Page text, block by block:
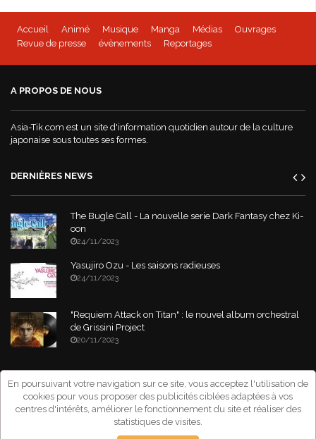
Accueil Animé Musique Manga Médias
Ouvrages
Revue de presse
évènements Reportages
A PROPOS DE NOUS
Asia-Tik.com est un site d'information quotidien autour de la culture
japonaise sous toutes ses formes.
DERNIÈRES NEWS
The Bugle Call - La nouvelle serie Dark Fantasy chez Ki-
oon
24/11/2023
Yasujiro Ozu - Les saisons radieuses
24/11/2023
"Requiem Attack on Titan" : le nouvel album orchestral
de Grissini Project
20/11/2023
Copyright © 2026 Asia-Tik.com. All Rights Reserved.- Site déclaré à la
CNIL sous le numéro: 1267151
En poursuivant votre navigation sur ce site, vous acceptez l'utilisation de
cookies pour vous proposer des publicités ciblées adaptées à vos
centres d'intérêts, améliorer le fonctionnement du site et réaliser des
statistiques de visites.